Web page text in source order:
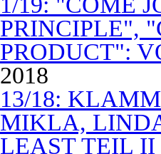
PRINCIPLE",
PRODUCT":
2018
13/18:
MIKLA,
LEAST TEIL II